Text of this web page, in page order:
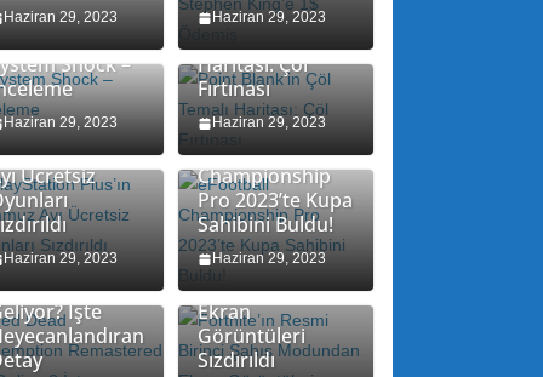
Haziran 29, 2023 Haziran 29, 2023
Shock –
Haziran 29, 2023
Point Blank’in
Haritası: Çöl
Fırtınası
Haziran 29, 2023
Temmuz
Ücretsiz
Haziran 29, 2023
eFootball
Championship
Pro 2023’te Kupa
Sahibini Buldu!
Haziran 29, 2023
Dead
mı
İşte
Fortnite’ın Resmi
Birinci Şahıs
Modundan
Ekran
Görüntüleri
Sızdırıldı